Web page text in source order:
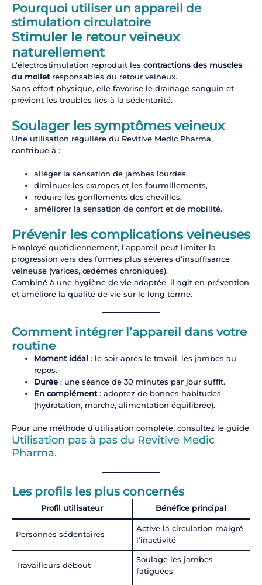
Pourquoi utiliser un appareil de
stimulation circulatoire
Stimuler le retour veineux
naturellement
L’électrostimulation reproduit les contractions des muscles
du molletresponsables du retour veineux.
Sans effort physique, elle favorise le drainage sanguin et
prévient les troubles liés à la sédentarité.
Soulager les symptômes veineux
Une utilisation régulière du Revitive Medic Pharma
contribue à :
alléger la sensation de jambes lourdes,
diminuer les crampes et les fourmillements,
réduire les gonflements des chevilles,
améliorer la sensation de confort et de mobilité.
Prévenir les complications veineuses
Employé quotidiennement, l’appareil peut limiter la
progression vers des formes plus sévères d’insuffisance
veineuse (varices, œdèmes chroniques).
Combiné à une hygiène de vie adaptée, il agit en prévention
et améliore la qualité de vie sur le long terme.
Comment intégrer l’appareil dans votre
routine
Moment idéal : le soir après le travail, les jambes au
repos.
Durée: une séance de 30 minutes par jour suffit.
En complément: adoptez de bonnes habitudes
(hydratation, marche, alimentation équilibrée).
Pour une méthode d’utilisation complète, consultez le guide
Utilisation pas à pas du Revitive Medic
Pharma.
Les profils les plus concernés
Profil utilisateur Bénéfice principal
Personnes sédentaires
Active la circulation malgré
l’inactivité
Travailleurs debout
Soulage les jambes
fatiguées